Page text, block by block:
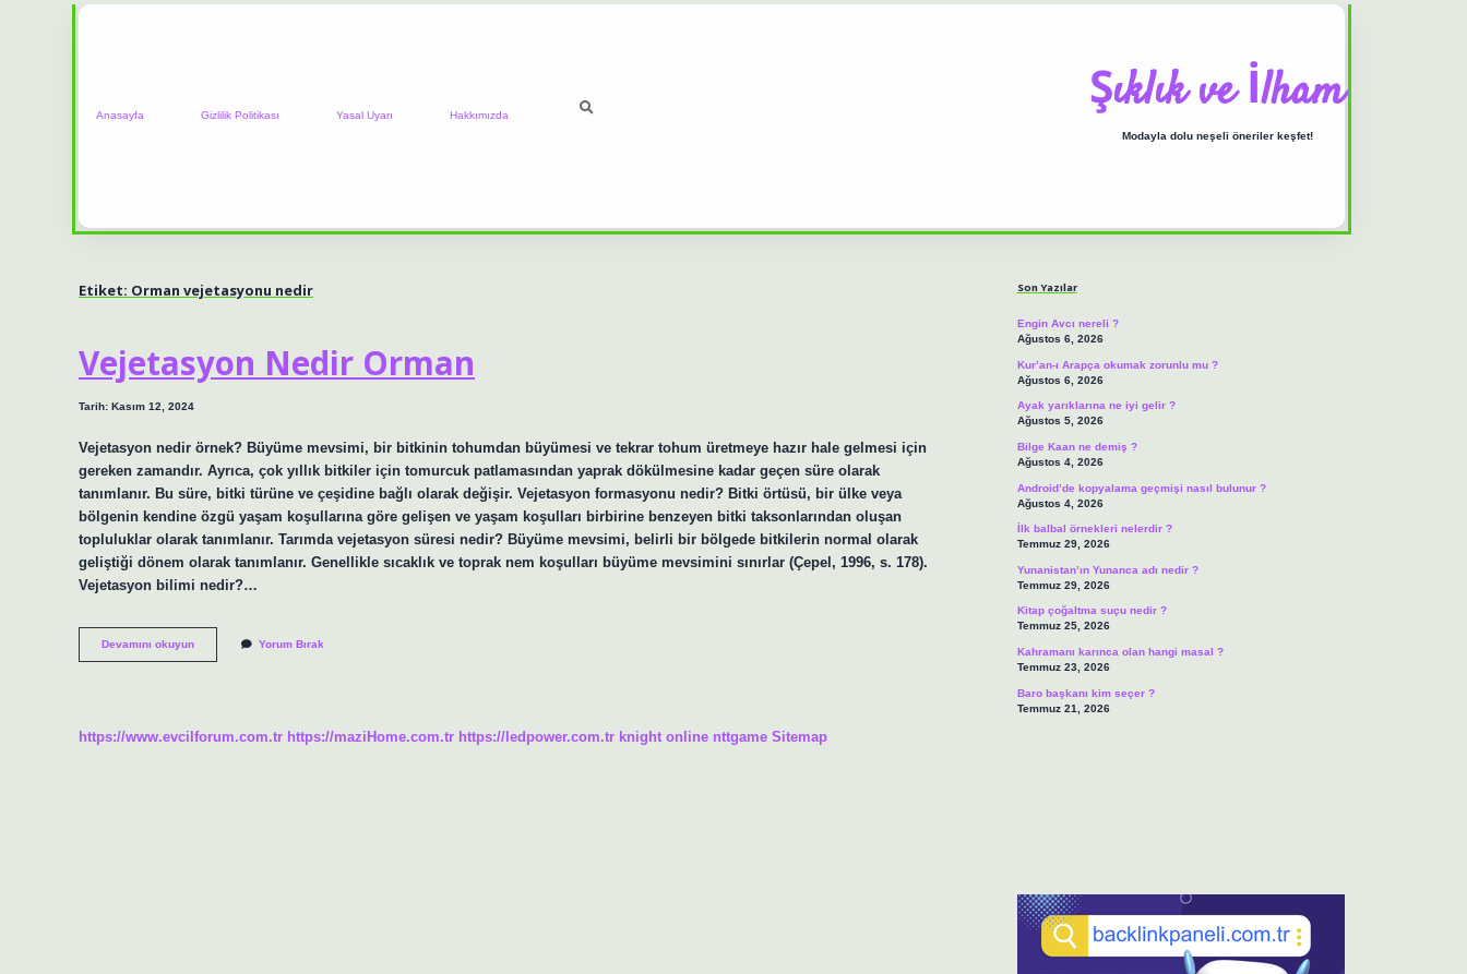
Anasayfa Gizlilik Politikası Yasal Uyarı Hakkımızda Şıklık ve İlham
Modayla dolu neşeli öneriler keşfet!
Etiket: Orman vejetasyonu nedir
Vejetasyon Nedir Orman
Tarih: Kasım 12, 2024
Vejetasyon nedir örnek? Büyüme mevsimi, bir bitkinin tohumdan büyümesi ve tekrar tohum üretmeye hazır hale gelmesi için
gereken zamandır. Ayrıca, çok yıllık bitkiler için tomurcuk patlamasından yaprak dökülmesine kadar geçen süre olarak
tanımlanır. Bu süre, bitki türüne ve çeşidine bağlı olarak değişir. Vejetasyon formasyonu nedir? Bitki örtüsü, bir ülke veya
bölgenin kendine özgü yaşam koşullarına göre gelişen ve yaşam koşulları birbirine benzeyen bitki taksonlarından oluşan
topluluklar olarak tanımlanır. Tarımda vejetasyon süresi nedir? Büyüme mevsimi, belirli bir bölgede bitkilerin normal olarak
geliştiği dönem olarak tanımlanır. Genellikle sıcaklık ve toprak nem koşulları büyüme mevsimini sınırlar (Çepel, 1996, s. 178).
Vejetasyon bilimi nedir?…
Devamını okuyunVejetasyon
Nedir
Yorum Bırak
https://www.evcilforum.com.tr https://maziHome.com.tr https://ledpower.com.tr knight online nttgame Sitemap
Son Yazılar
Engin Avcı nereli ?
Ağustos 6, 2026
Kur’an-ı Arapça okumak zorunlu mu ?
Ağustos 6, 2026
Ayak yarıklarına ne iyi gelir ?
Ağustos 5, 2026
Bilge Kaan ne demiş ?
Ağustos 4, 2026
Android’de kopyalama geçmişi nasıl bulunur ?
Ağustos 4, 2026
İlk balbal örnekleri nelerdir ?
Temmuz 29, 2026
Yunanistan’ın Yunanca adı nedir ?
Temmuz 29, 2026
Kitap çoğaltma suçu nedir ?
Temmuz 25, 2026
Kahramanı karınca olan hangi masal ?
Temmuz 23, 2026
Baro başkanı kim seçer ?
Temmuz 21, 2026
ilbet casinohttps://betexpergiris.casino/betexpergir.net